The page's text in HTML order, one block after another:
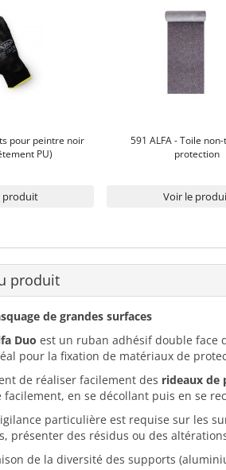
pour peintre noir
PU)
produit
591 ALFA - Toile
protection
Voir le
produit
de grandes surfaces
Duo est un ruban adhésif double face
pour la fixation de matériaux de
de réaliser facilement des rideaux de
en se décollant puis en se
particulière est requise sur les
présenter des résidus ou des
de la diversité des supports